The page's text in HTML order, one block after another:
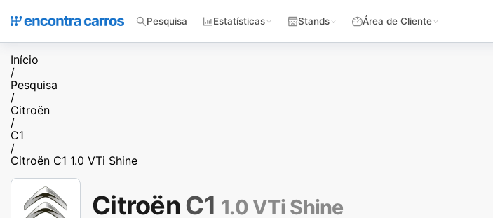
Pesquisa Estatísticas Stands Área de Cliente
Início
/
Pesquisa
/
Citroën
/
C1
/
Citroën C1 1.0 VTi Shine
CitroënC1 1.0 VTi Shine